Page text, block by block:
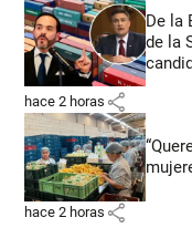
De la
de la
hace 2 horas share
hace 2 horas share